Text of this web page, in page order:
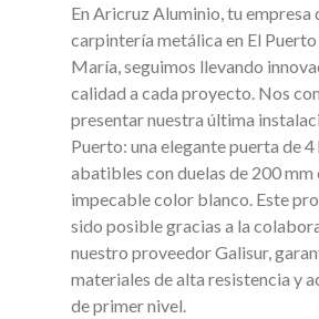
En Aricruz Aluminio, tu empresa
carpintería metálica en El Puerto
María, seguimos llevando
calidad a cada proyecto. Nos
presentar nuestra última
Puerto: una elegante puerta de 4
abatibles con duelas de 200 mm
impecable color blanco. Este
sido posible gracias a la
nuestro proveedor Galisur,
materiales de alta resistencia y
de primer nivel.